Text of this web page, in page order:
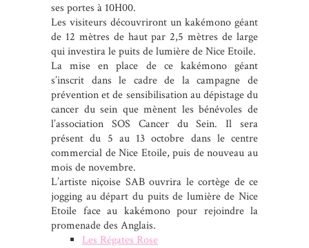
ses portes à 10H00.
Les visiteurs découvriront un kakémono géant
de 12 mètres de haut par 2,5 mètres de large
qui investira le puits de lumière de Nice Etoile.
La mise en place de ce kakémono géant
s’inscrit dans le cadre de la campagne de
prévention et de sensibilisation au dépistage du
cancer du sein que mènent les bénévoles de
l’association SOS Cancer du Sein. Il sera
présent du 5 au 13 octobre dans le centre
commercial de Nice Etoile, puis de nouveau au
mois de novembre.
L’artiste niçoise SAB ouvrira le cortège de ce
jogging au départ du puits de lumière de Nice
Etoile face au kakémono pour rejoindre la
promenade des Anglais.
Les Régates Rose